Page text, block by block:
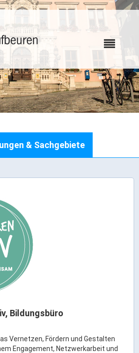
Webcams
Wo erledige ich was
Rathaus Digital
& Förderung
/ Terminvereinbarung
Kontakt
Wetter & Unwetter
Kaufbeuren Maps
& Verwaltung
& Sachgebiete
Bildungsbüro
Vernetzen, Fördern und Gestalten
Engagement, Netzwerkarbeit und